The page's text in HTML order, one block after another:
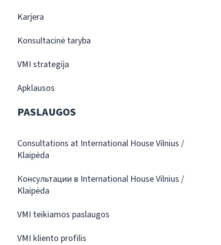
Karjera
Konsultacinė taryba
VMI strategija
Apklausos
PASLAUGOS
Consultations at International House Vilnius /
Klaipėda
Консультации в International House Vilnius /
Klaipėda
VMI teikiamos paslaugos
VMI kliento profilis